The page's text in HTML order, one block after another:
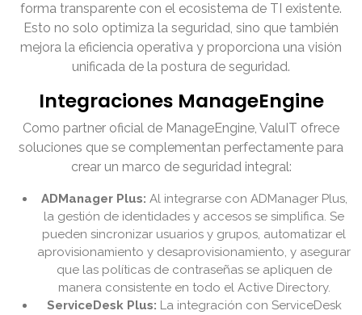
forma transparente con el ecosistema de TI existente.
Esto no solo optimiza la seguridad, sino que también
mejora la eficiencia operativa y proporciona una visión
unificada de la postura de seguridad.
Integraciones ManageEngine
Como partner oficial de ManageEngine, ValuIT ofrece
soluciones que se complementan perfectamente para
crear un marco de seguridad integral:
ADManager Plus: Al integrarse con ADManager Plus,
la gestión de identidades y accesos se simplifica. Se
pueden sincronizar usuarios y grupos, automatizar el
aprovisionamiento y desaprovisionamiento, y asegurar
que las políticas de contraseñas se apliquen de
manera consistente en todo el Active Directory.
ServiceDesk Plus: La integración con ServiceDesk